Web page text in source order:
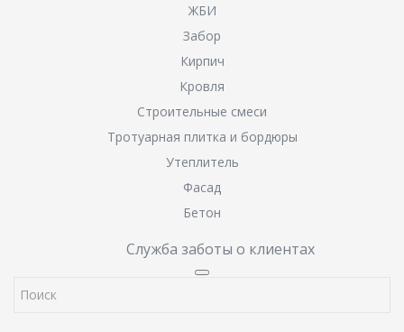
ЖБИ
Забор
Кирпич
Кровля
Строительные смеси
Тротуарная плитка и бордюры
Утеплитель
Фасад
Бетон
Служба заботы о клиентах